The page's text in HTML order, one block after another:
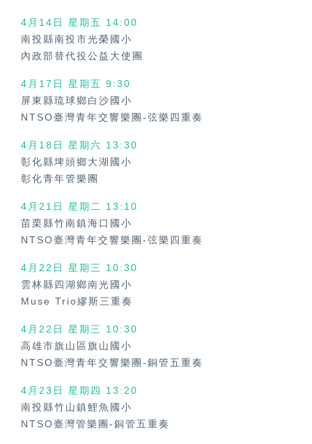
4月14日 星期五
14:00
南投縣南投市光榮國小
內政部替代役公益大使團
4月17日 星期五 9:30
屏東縣琉球鄉白沙國小
NTSO臺灣青年交響樂團-弦樂四重奏
4月18日 星期六 13:30
彰化縣埤頭鄉大湖國小
彰化青年管樂團
4月21日 星期二 13:10
苗栗縣竹南鎮海口國小
NTSO臺灣青年交響樂團-弦樂四重奏
4月22日 星期三
10:30
雲林縣四湖鄉南光國小
Muse Trio繆斯三重奏
4月22日 星期三
10:30
高雄市旗山區旗山國小
NTSO臺灣青年交響樂團-銅管五重奏
4月23日 星期四
13:20
南投縣竹山鎮鯉魚國小
NTSO臺灣管樂團-銅管五重奏